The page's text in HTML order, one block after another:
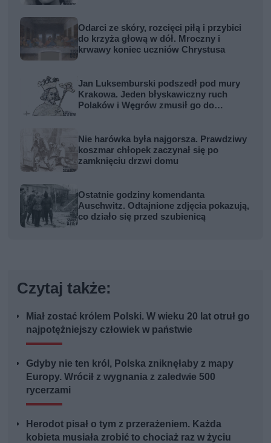
Odarci ze skóry, rozcięci piłą i przybici
do krzyża głową w dół. Mroczny i
krwawy koniec uczniów Chrystusa
Jan Luksemburski podszedł pod mury
Krakowa. Jeden błyskawiczny ruch
Polaków i Węgrów zmusił go do
Nie harówka była najgorsza. Prawdziwy
koszmar chłopek zaczynał się po
zamknięciu drzwi domu
Ostatnie godziny komendanta
Auschwitz. Odtajnione zdjęcia pokazują,
co działo się przed szubienicą
Czytaj także:
Miał zostać królem Polski. W wieku 20 lat otruł go
najpotężniejszy człowiek w państwie
Gdyby nie ten król, Polska zniknęłaby z mapy
Europy. Wrócił z wygnania z zaledwie 500
rycerzami
Herodot pisał o tym z przerażeniem. Każda
kobieta musiała zrobić to chociaż raz w życiu